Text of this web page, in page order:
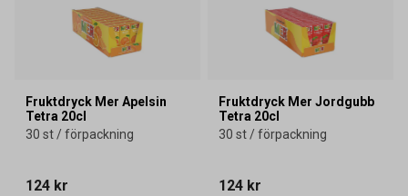
Fruktdryck Mer Apelsin
Tetra 20cl
30 st / förpackning
124 kr
Fruktdryck Mer Jordgubb
Tetra 20cl
30 st / förpackning
124 kr